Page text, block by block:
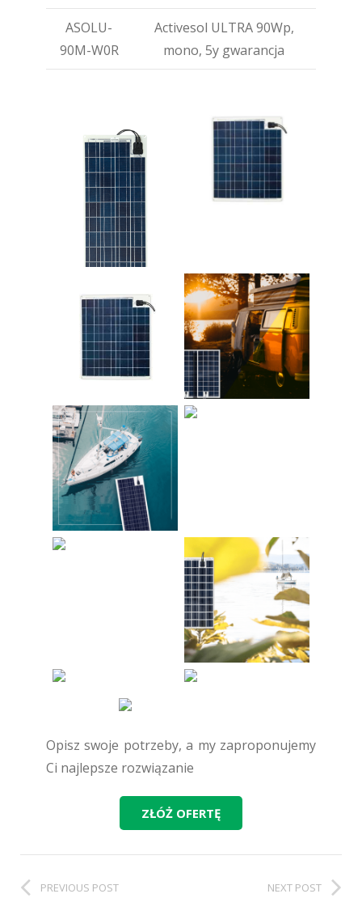
ASOLU-
90M-W0R
Activesol ULTRA 90Wp,
mono, 5y gwarancja
Opisz swoje potrzeby, a my zaproponujemy
Ci najlepsze rozwiązanie
ZŁÓŻ OFERTĘ
PREVIOUS POST NEXT POST